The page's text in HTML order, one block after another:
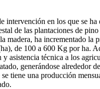
intervención en los que se ha
de las plantaciones de pino
madera, ha incrementado la
de 100 a 600 Kg por ha.
asistencia técnica a los
generándose alrededor
tiene una producción